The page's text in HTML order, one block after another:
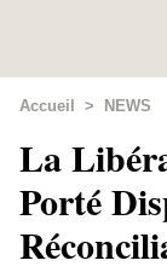
Accueil > NEWS
La
Porté